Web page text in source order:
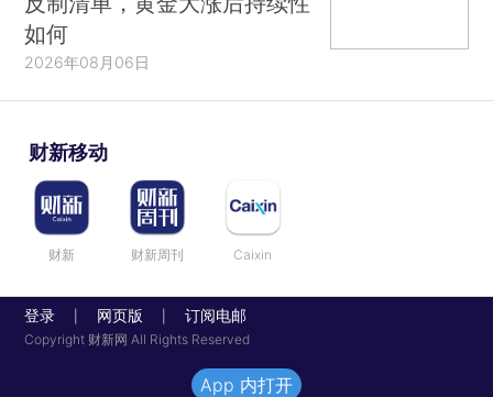
如何
2026年08月06日
财新移动
财新 财新周刊 Caixin
登录 网页版 订阅电邮
Copyright 财新网 All Rights Reserved
App 内打开